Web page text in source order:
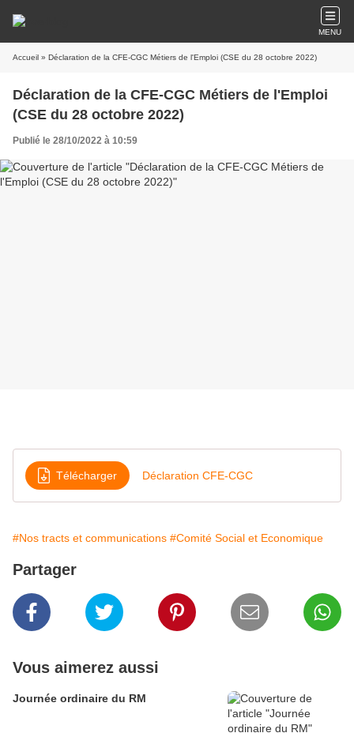
MENU
Accueil » Déclaration de la CFE-CGC Métiers de l'Emploi (CSE du 28 octobre 2022)
Déclaration de la CFE-CGC Métiers de l'Emploi
(CSE du 28 octobre 2022)
Publié le 28/10/2022 à 10:59
Télécharger Déclaration CFE-CGC
#Nos tracts et communications #Comité Social et Economique
Partager
Vous aimerez aussi
Journée ordinaire du RM